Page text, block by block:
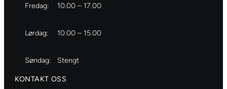
Fredag: 10.00 – 17.00
Lørdag: 10.00 – 15.00
Søndag: Stengt
KONTAKT OSS